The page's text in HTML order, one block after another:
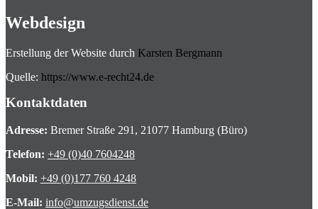
Webdesign
Erstellung der Website durch Karsten Bergmann
Quelle: https://www.e-recht24.de
Kontaktdaten
Adresse: Bremer Straße 291, 21077 Hamburg (Büro)
Telefon: +49 (0)40 7604248
Mobil: +49 (0)177 760 4248
E-Mail: info@umzugsdienst.de